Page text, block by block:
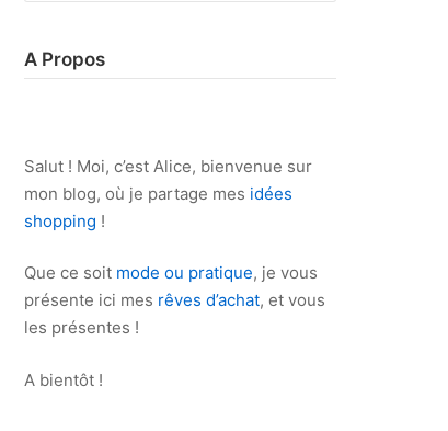
A Propos
Salut ! Moi, c’est Alice, bienvenue sur
mon blog, où je partage mes idées
shopping !
Que ce soit mode ou pratique, je vous
présente ici mes rêves d’achat, et vous
les présentes !
A bientôt !